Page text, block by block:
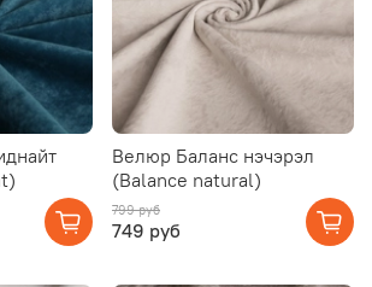
Велюр Баланс нэчэрэл
(Balance natural)
799 руб
749 руб